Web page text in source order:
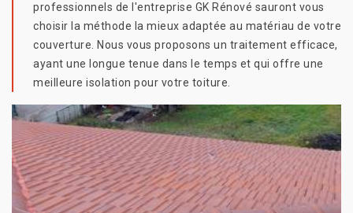
professionnels de l'entreprise GK Rénové sauront vous
choisir la méthode la mieux adaptée au matériau de votre
couverture. Nous vous proposons un traitement efficace,
ayant une longue tenue dans le temps et qui offre une
meilleure isolation pour votre toiture.